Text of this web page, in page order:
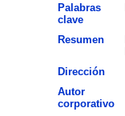
Palabras
clave
Resumen
Dirección
Autor
corporativo